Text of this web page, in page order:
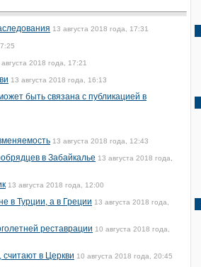
13 августа 2018 года, 17:31
августа 2018 года, 17:21
13 августа 2018 года, 16:13
быть связана с публикацией в
13 августа 2018 года, 12:43
в Забайкалье 13 августа 2018 года,
13 августа 2018 года, 12:00
в Турции, а в Греции 13 августа 2018 года,
реставрации 10 августа 2018 года,
в Церкви 10 августа 2018 года, 20:45